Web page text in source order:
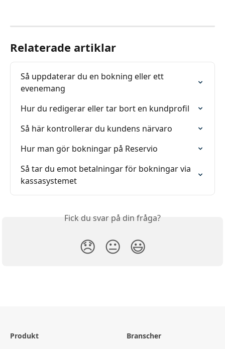
Relaterade artiklar
Så uppdaterar du en bokning eller ett
evenemang
Hur du redigerar eller tar bort en kundprofil
Så här kontrollerar du kundens närvaro
Hur man gör bokningar på Reservio
Så tar du emot betalningar för bokningar via
kassasystemet
Fick du svar på din fråga?
😞 😐 😃
Produkt Branscher